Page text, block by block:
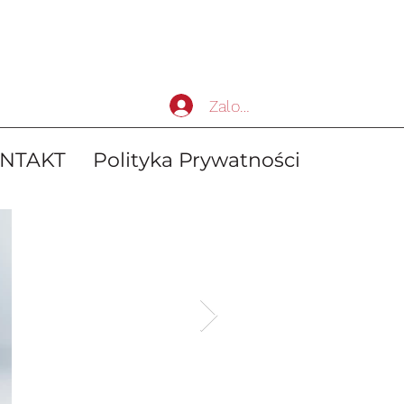
Polityka Prywatności
Zaloguj się